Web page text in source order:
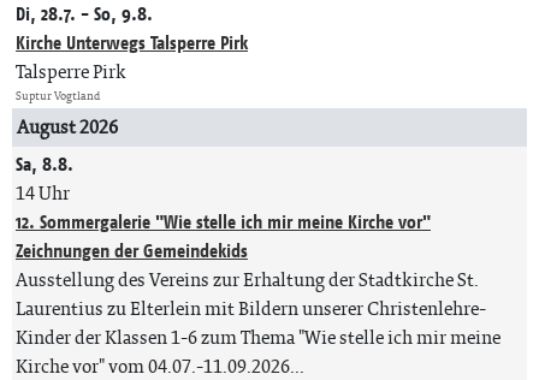
Di, 28.7. - So, 9.8.
Kirche Unterwegs Talsperre Pirk
Talsperre Pirk
Suptur Vogtland
August 2026
Sa, 8.8.
14 Uhr
12. Sommergalerie "Wie stelle ich mir meine Kirche vor"
Zeichnungen der Gemeindekids
Ausstellung des Vereins zur Erhaltung der Stadtkirche St.
Laurentius zu Elterlein mit Bildern unserer Christenlehre-
Kinder der Klassen 1-6 zum Thema "Wie stelle ich mir meine
Kirche vor" vom 04.07.-11.09.2026...